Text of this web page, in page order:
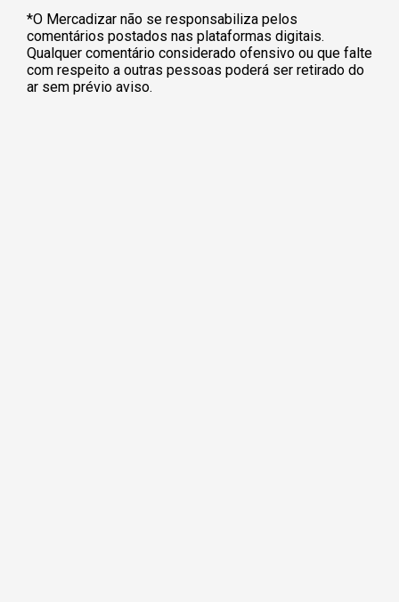
*O Mercadizar não se responsabiliza pelos
comentários postados nas plataformas digitais.
Qualquer comentário considerado ofensivo ou que falte
com respeito a outras pessoas poderá ser retirado do
ar sem prévio aviso.